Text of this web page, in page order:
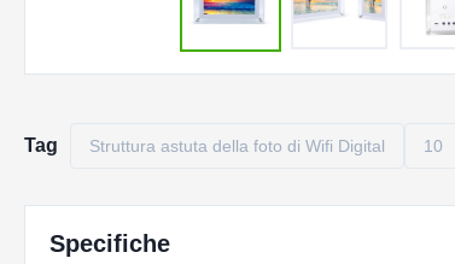
Tag Struttura astuta della foto di Wifi Digital 10
Specifiche